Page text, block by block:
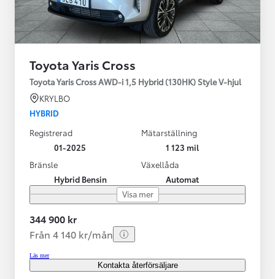
Toyota Yaris Cross
Toyota Yaris Cross AWD-i 1,5 Hybrid (130HK) Style V-hjul
KRYLBO
HYBRID
Registrerad
01-2025
Mätarställning
1 123 mil
Bränsle
Hybrid Bensin
Växellåda
Automat
Visa mer
344 900 kr
Från 4 140 kr/mån
Läs mer
Kontakta återförsäljare